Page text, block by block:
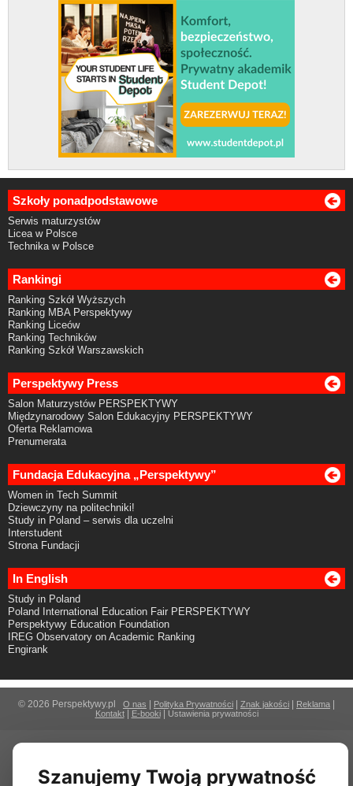
Szkoły ponadpodstawowe
Serwis maturzystów
Licea w Polsce
Technika w Polsce
Rankingi
Ranking Szkół Wyższych
Ranking MBA Perspektywy
Ranking Liceów
Ranking Techników
Ranking Szkół Warszawskich
Perspektywy Press
Salon Maturzystów PERSPEKTYWY
Międzynarodowy Salon Edukacyjny PERSPEKTYWY
Oferta Reklamowa
Prenumerata
Fundacja Edukacyjna „Perspektywy”
Women in Tech Summit
Dziewczyny na politechniki!
Study in Poland – serwis dla uczelni
Interstudent
Strona Fundacji
In English
Study in Poland
Poland International Education Fair PERSPEKTYWY
Perspektywy Education Foundation
IREG Observatory on Academic Ranking
Engirank
© 2026 Perspektywy.pl O nas Polityka Prywatności Znak jakości Reklama
Kontakt| E-booki| Ustawienia prywatności
Szanujemy Twoją prywatność